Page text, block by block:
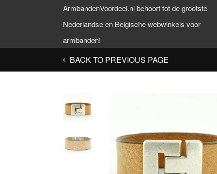
ArmbandenVoordeel.nl behoort tot de grootste
Nederlandse en Belgische webwinkels voor
armbanden!
BACK TO PREVIOUS PAGE